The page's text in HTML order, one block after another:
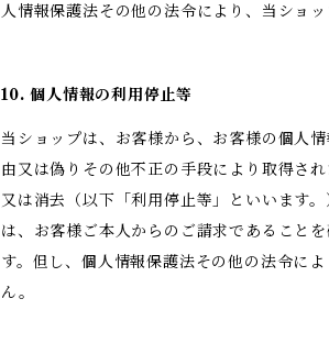
人情報保護法その他の法令により、当ショ
10. 個人情報の利用停止等
当ショップは、お客様から、お客様の個人
由又は偽りその他不正の手段により取得さ
又は消去（以下「利用停止等」といいます
は、お客様ご本人からのご請求であること
す。但し、個人情報保護法その他の法令に
ん。